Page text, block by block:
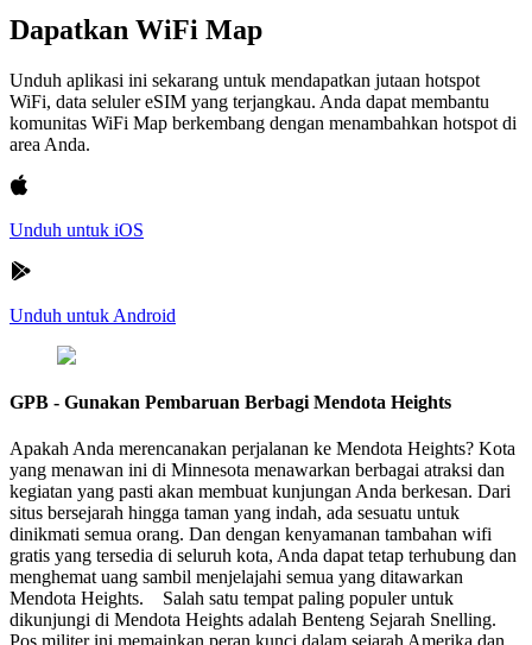
Dapatkan WiFi Map
Unduh aplikasi ini sekarang untuk mendapatkan jutaan hotspot
WiFi, data seluler eSIM yang terjangkau. Anda dapat membantu
komunitas WiFi Map berkembang dengan menambahkan hotspot di
area Anda.
Unduh untuk iOS
Unduh untuk Android
GPB - Gunakan Pembaruan Berbagi Mendota Heights
Apakah Anda merencanakan perjalanan ke Mendota Heights? Kota
yang menawan ini di Minnesota menawarkan berbagai atraksi dan
kegiatan yang pasti akan membuat kunjungan Anda berkesan. Dari
situs bersejarah hingga taman yang indah, ada sesuatu untuk
dinikmati semua orang. Dan dengan kenyamanan tambahan wifi
gratis yang tersedia di seluruh kota, Anda dapat tetap terhubung dan
menghemat uang sambil menjelajahi semua yang ditawarkan
Mendota Heights. Salah satu tempat paling populer untuk
dikunjungi di Mendota Heights adalah Benteng Sejarah Snelling.